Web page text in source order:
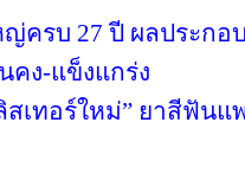
ญ่ครบ 27 ปี ผลประก
คง-แข็งแกร่ง
สเทอร์ใหม่” ยาสีฟัน